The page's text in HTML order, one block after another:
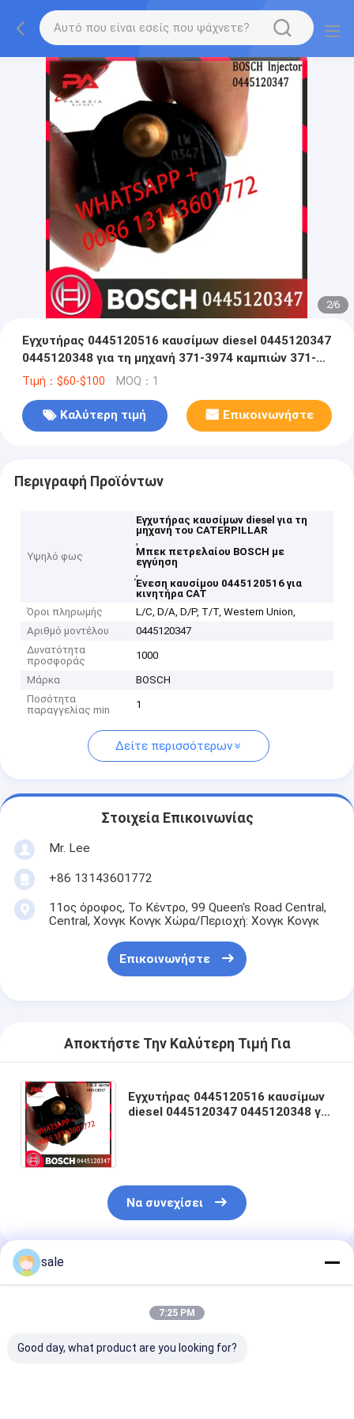
2/6
Εγχυτήρας 0445120516 καυσίμων diesel 0445120347
0445120348 για τη μηχανή 371-3974 καμπιών 371-
2483 T4-10631
Τιμή：$60-$100 MOQ：1
Καλύτερη τιμή Επικοινωνήστε
Περιγραφή Προϊόντων
Υψηλό φως
Εγχυτήρας καυσίμων diesel για τη
μηχανή του CATERPILLAR
,
Μπεκ πετρελαίου BOSCH με
εγγύηση
,
Ένεση καυσίμου 0445120516 για
κινητήρα CAT
Όροι πληρωμής
L/C, D/A, D/P, T/T, Western Union,
Αριθμό μοντέλου
0445120347
Δυνατότητα
προσφοράς
1000
Μάρκα
BOSCH
Ποσότητα
παραγγελίας min
1
Δείτε περισσότερων
Στοιχεία Επικοινωνίας
Mr. Lee
+86 13143601772
11ος όροφος, Το Κέντρο, 99 Queen's Road Central,
Central, Χονγκ Κονγκ Χώρα/Περιοχή: Χονγκ Κονγκ
Επικοινωνήστε
Αποκτήστε Την Καλύτερη Τιμή Για
Εγχυτήρας 0445120516 καυσίμων
diesel 0445120347 0445120348 για
Να συνεχίσει
Συνιστώμενα Προϊόντα
sale
7:25 PM
Good day, what product are you looking for?